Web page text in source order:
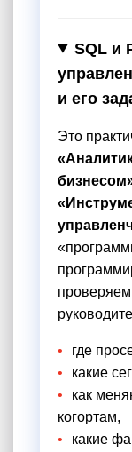
SQL и
и его
Это
где
какие
как
когортам,
какие